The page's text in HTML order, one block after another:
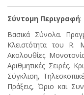
Σύντομη Περιγραφή:
Βασικά Σύνολα.
Κλειστότητα του R.
Ακολουθίες.
Αριθμητικές Σειρές.
Σύγκλιση,
Πράξεις, Όριο και